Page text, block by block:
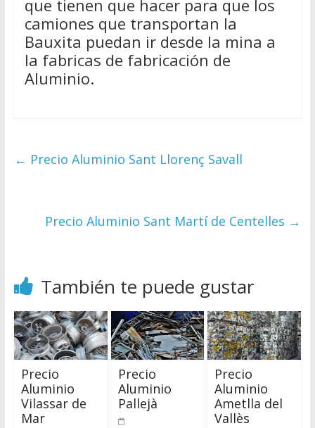
que tienen que hacer para que los
camiones que transportan la
Bauxita puedan ir desde la mina a
la fabricas de fabricación de
Aluminio.
← Precio Aluminio Sant Llorenç Savall
Precio Aluminio Sant Martí de Centelles →
También te puede gustar
Precio
Aluminio
Vilassar de
Mar
Precio
Aluminio
Pallejà
Precio
Aluminio
Ametlla del
Vallès